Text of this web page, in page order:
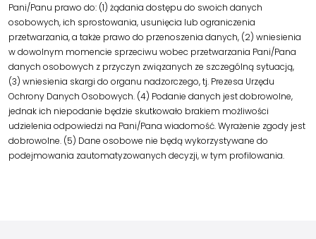
Pani/Panu prawo do: (1) żądania dostępu do swoich danych
osobowych, ich sprostowania, usunięcia lub ograniczenia
przetwarzania, a także prawo do przenoszenia danych, (2) wniesienia
w dowolnym momencie sprzeciwu wobec przetwarzania Pani/Pana
danych osobowych z przyczyn związanych ze szczególną sytuacją,
(3) wniesienia skargi do organu nadzorczego, tj. Prezesa Urzędu
Ochrony Danych Osobowych. (4) Podanie danych jest dobrowolne,
jednak ich niepodanie będzie skutkowało brakiem możliwości
udzielenia odpowiedzi na Pani/Pana wiadomość. Wyrażenie zgody jest
dobrowolne. (5) Dane osobowe nie będą wykorzystywane do
podejmowania zautomatyzowanych decyzji, w tym profilowania.